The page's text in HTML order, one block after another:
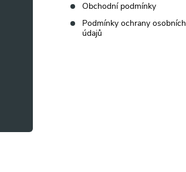
Obchodní podmínky
Podmínky ochrany osobních
údajů